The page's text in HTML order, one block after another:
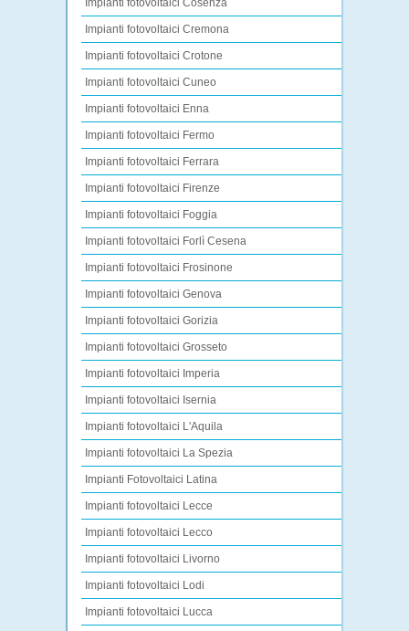
Impianti fotovoltaici Cosenza
Impianti fotovoltaici Cremona
Impianti fotovoltaici Crotone
Impianti fotovoltaici Cuneo
Impianti fotovoltaici Enna
Impianti fotovoltaici Fermo
Impianti fotovoltaici Ferrara
Impianti fotovoltaici Firenze
Impianti fotovoltaici Foggia
Impianti fotovoltaici Forlì Cesena
Impianti fotovoltaici Frosinone
Impianti fotovoltaici Genova
Impianti fotovoltaici Gorizia
Impianti fotovoltaici Grosseto
Impianti fotovoltaici Imperia
Impianti fotovoltaici Isernia
Impianti fotovoltaici L'Aquila
Impianti fotovoltaici La Spezia
Impianti Fotovoltaici Latina
Impianti fotovoltaici Lecce
Impianti fotovoltaici Lecco
Impianti fotovoltaici Livorno
Impianti fotovoltaici Lodi
Impianti fotovoltaici Lucca